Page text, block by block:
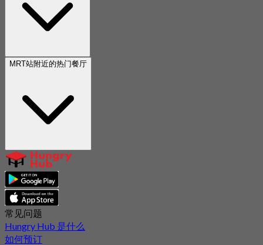
MRT站附近的热门餐厅
常见问题
Hungry Hub 是什么
如何预订